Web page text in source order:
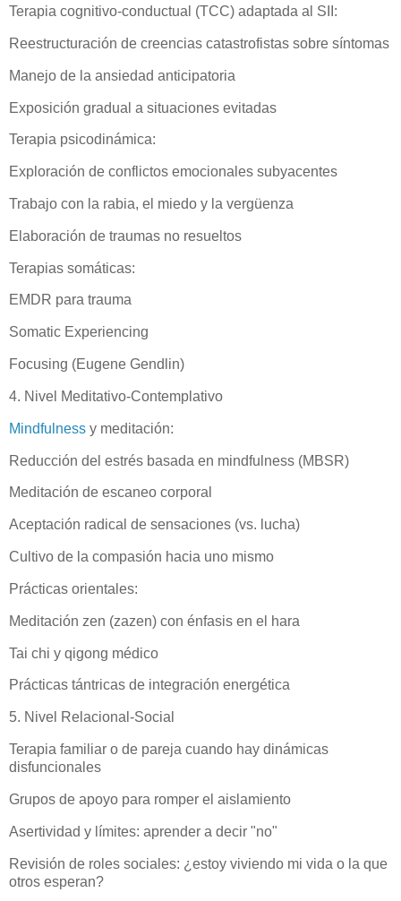
Terapia cognitivo-conductual (TCC) adaptada al SII:
Reestructuración de creencias catastrofistas sobre síntomas
Manejo de la ansiedad anticipatoria
Exposición gradual a situaciones evitadas
Terapia psicodinámica:
Exploración de conflictos emocionales subyacentes
Trabajo con la rabia, el miedo y la vergüenza
Elaboración de traumas no resueltos
Terapias somáticas:
EMDR para trauma
Somatic Experiencing
Focusing (Eugene Gendlin)
4. Nivel Meditativo-Contemplativo
Mindfulness y meditación:
Reducción del estrés basada en mindfulness (MBSR)
Meditación de escaneo corporal
Aceptación radical de sensaciones (vs. lucha)
Cultivo de la compasión hacia uno mismo
Prácticas orientales:
Meditación zen (zazen) con énfasis en el hara
Tai chi y qigong médico
Prácticas tántricas de integración energética
5. Nivel Relacional-Social
Terapia familiar o de pareja cuando hay dinámicas
disfuncionales
Grupos de apoyo para romper el aislamiento
Asertividad y límites: aprender a decir "no"
Revisión de roles sociales: ¿estoy viviendo mi vida o la que
otros esperan?